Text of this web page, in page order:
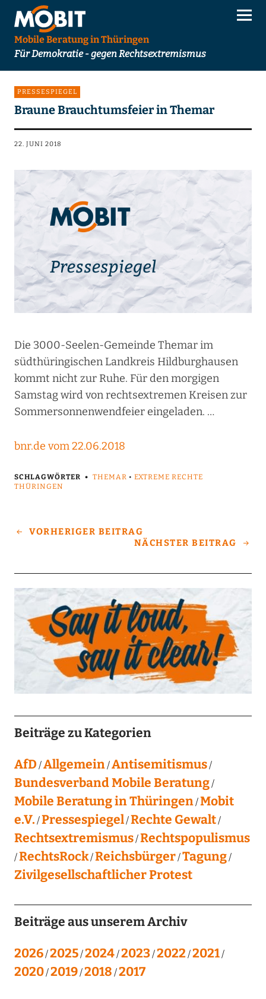
Mobile Beratung in Thüringen
Für Demokratie - gegen Rechtsextremismus
PRESSESPIEGEL
Braune Brauchtumsfeier in Themar
22. JUNI 2018
Die 3000-Seelen-Gemeinde Themar im
südthüringischen Landkreis Hildburghausen
kommt nicht zur Ruhe. Für den morgigen
Samstag wird von rechtsextremen Kreisen zur
Sommersonnenwendfeier eingeladen. …
bnr.de vom 22.06.2018
SCHLAGWÖRTER THEMAR • EXTREME RECHTE
THÜRINGEN
VORHERIGER BEITRAG
NÄCHSTER BEITRAG
Beiträge zu Kategorien
AfD Allgemein Antisemitismus
Bundesverband Mobile Beratung
Mobile Beratung in Thüringen Mobit
e.V. Pressespiegel Rechte Gewalt
Rechtsextremismus Rechtspopulismus
RechtsRock Reichsbürger Tagung
Zivilgesellschaftlicher Protest
Beiträge aus unserem Archiv
2026 2025 2024 2023 2022 2021
2020 2019 2018 2017